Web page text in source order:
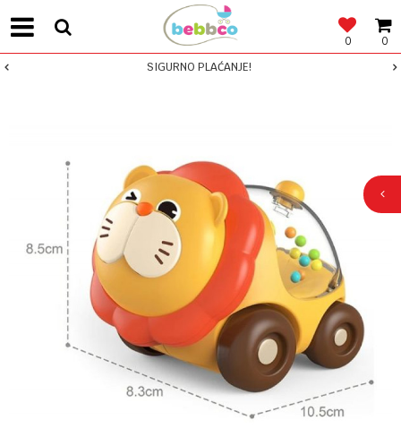
0
0
SIGURNO PLAĆANJE!